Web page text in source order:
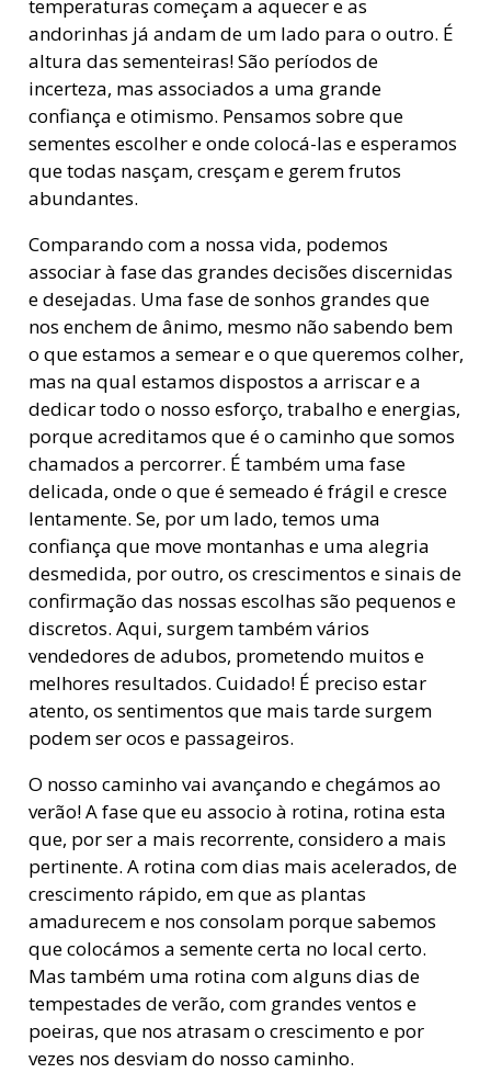
temperaturas começam a aquecer e as
andorinhas já andam de um lado para o outro. É
altura das sementeiras! São períodos de
incerteza, mas associados a uma grande
confiança e otimismo. Pensamos sobre que
sementes escolher e onde colocá-las e esperamos
que todas nasçam, cresçam e gerem frutos
abundantes.
Comparando com a nossa vida, podemos
associar à fase das grandes decisões discernidas
e desejadas. Uma fase de sonhos grandes que
nos enchem de ânimo, mesmo não sabendo bem
o que estamos a semear e o que queremos colher,
mas na qual estamos dispostos a arriscar e a
dedicar todo o nosso esforço, trabalho e energias,
porque acreditamos que é o caminho que somos
chamados a percorrer. É também uma fase
delicada, onde o que é semeado é frágil e cresce
lentamente. Se, por um lado, temos uma
confiança que move montanhas e uma alegria
desmedida, por outro, os crescimentos e sinais de
confirmação das nossas escolhas são pequenos e
discretos. Aqui, surgem também vários
vendedores de adubos, prometendo muitos e
melhores resultados. Cuidado! É preciso estar
atento, os sentimentos que mais tarde surgem
podem ser ocos e passageiros.
O nosso caminho vai avançando e chegámos ao
verão! A fase que eu associo à rotina, rotina esta
que, por ser a mais recorrente, considero a mais
pertinente. A rotina com dias mais acelerados, de
crescimento rápido, em que as plantas
amadurecem e nos consolam porque sabemos
que colocámos a semente certa no local certo.
Mas também uma rotina com alguns dias de
tempestades de verão, com grandes ventos e
poeiras, que nos atrasam o crescimento e por
vezes nos desviam do nosso caminho.